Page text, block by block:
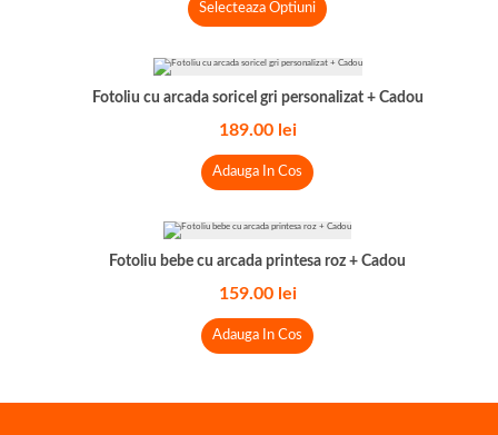
Selecteaza Optiuni
Fotoliu cu arcada soricel gri personalizat + Cadou
189.00 lei
Adauga In Cos
Fotoliu bebe cu arcada printesa roz + Cadou
159.00 lei
Adauga In Cos